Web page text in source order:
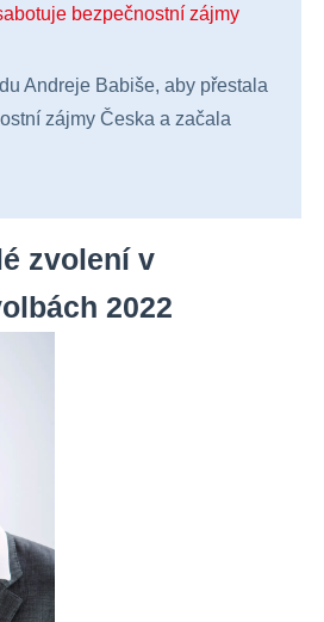
Andreje Babiše, aby přestala
zájmy Česka a začala
zvolení v
2022